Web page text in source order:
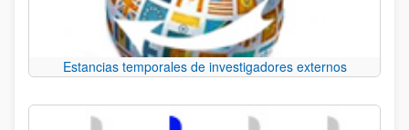
Estancias temporales de investigadores externos